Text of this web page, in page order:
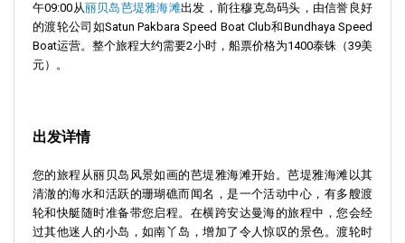
午09:00从丽贝岛芭堤雅海滩出发，前往穆克岛码头，由信誉良好
的渡轮公司如Satun Pakbara Speed Boat Club和Bundhaya Speed
Boat运营。整个旅程大约需要2小时，船票价格为1400泰铢（39美
元）。
出发详情
您的旅程从丽贝岛风景如画的芭堤雅海滩开始。芭堤雅海滩以其
清澈的海水和活跃的珊瑚礁而闻名，是一个活动中心，有多艘渡
轮和快艇随时准备带您启程。在横跨安达曼海的旅程中，您会经
过其他迷人的小岛，如南丫岛，增加了令人惊叹的景色。渡轮时